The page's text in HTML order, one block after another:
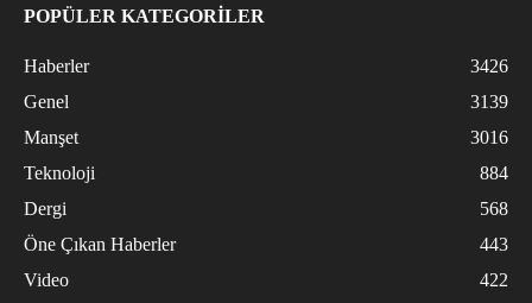
POPÜLER KATEGORİLER
Haberler
3426
Genel
3139
Manşet
3016
Teknoloji
884
Dergi
568
Öne Çıkan Haberler
443
Video
422